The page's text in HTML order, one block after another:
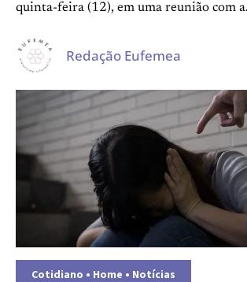
quinta-feira (12), em uma reunião com
Redação Eufemea
Cotidiano • Home • Notícias